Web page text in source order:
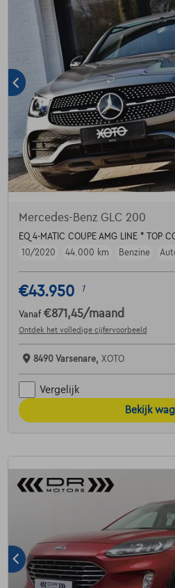
Mercedes-Benz GLC 200
EQ 4-MATIC COUPE AMG LINE * TOP
10/2020
44.000 km Benzine
€43.950 1
Vanaf €871,45/maand
Ontdek het volledige cijfervoorbeeld
8490 Varsenare, XOTO
Vergelijk
Bekijk